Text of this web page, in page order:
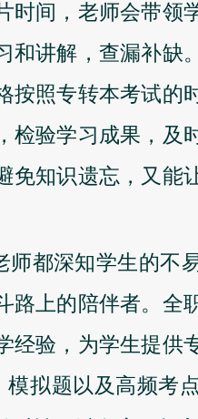
时间，老师会带领
和讲解，查漏补缺
按照专转本考试的
检验学习成果，及
免知识遗忘，又能
都深知学生的不
路上的陪伴者。全
经验，为学生提供
模拟题以及高频考